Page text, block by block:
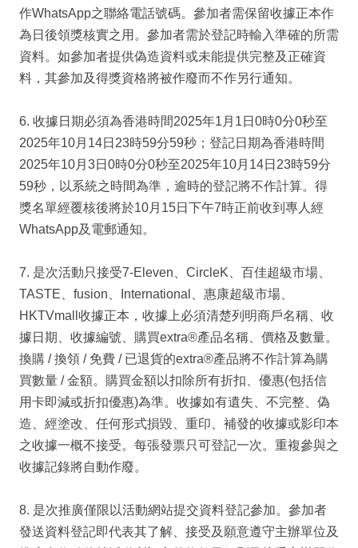
作WhatsApp之聯絡電話號碼。參加者需保留收據正本作
為日後領獎核實之用。參加者需於登記時輸入準確的所需
資料。如參加者提供偽造資料或未能提供完整及正確資
料，其參加及得獎資格將被作廢而不作另行通知。
6. 收據日期必須為香港時間2025年1月1日0時0分0秒至
2025年10月14日23時59分59秒；登記日期為香港時間
2025年10月3日0時0分0秒至2025年10月14日23時59分
59秒，以系統之時間為準，逾時的登記將不作計算。得
獎名單經覆核後將於10月15日下午7時正前收到專人經
WhatsApp及電郵通知。
7. 是次活動只接受7-Eleven、CircleK、百佳超級市場、
TASTE、fusion、International、惠康超級市場、
HKTVmall收據正本，收據上必須清楚列明商戶名稱、收
據日期、收據編號、購買extra®產品名稱、價格及數量。
換購 / 換領 / 免費 / 已退貨的extra®產品將不作計算為購
買數量 / 金額。購買金額以扣除所有折扣、優惠(包括信
用卡即減或折扣優惠)為準。收據如有遺失、不完整、偽
造、經塗改、任何形式損毀、重印、補發的收據或影印本
之收據一概不接受。每張發票只可登記一次。重複參與之
收據記錄將自動作廢。
8. 是次推廣僅限以活動網站提交資料登記參加。參加者
發送資料登記即代表其了解、接受及願意遵守主辦單位及